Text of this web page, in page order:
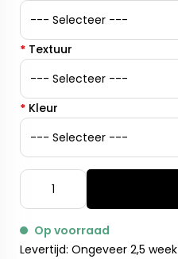
* Textuur
* Kleur
Op voorraad
Levertijd: Ongeveer 2,5 week